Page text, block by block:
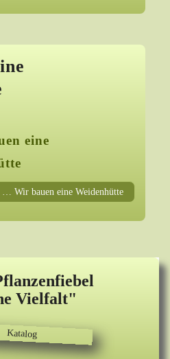
Vielfalt"
… Wir bauen eine Weidenhütte